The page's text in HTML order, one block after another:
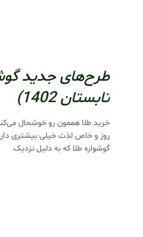
طرح‌های جدید
تابستان 1402)
خرید طلا هممون رو خوشحال
روز و خاص لذت خیلی بیشتری
گوشواره طلا که به دلیل نزدیک